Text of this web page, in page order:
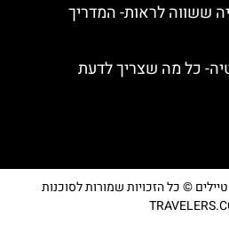
ששווה לראות- המדריך
© כל הזכויות שמורות לסוכנות